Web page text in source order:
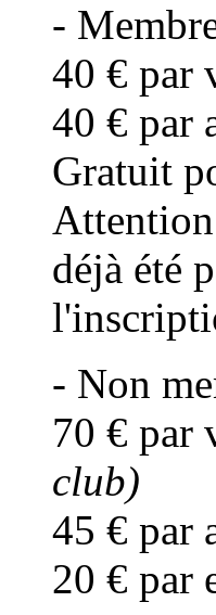
-
40 € par
40 € par
Gratuit
déjà été
- Non
70 € par
club)
45 € par
20 € par